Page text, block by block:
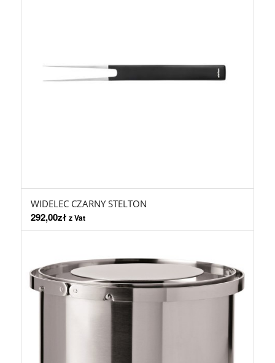
WIDELEC CZARNY STELTON
292,00zł z Vat